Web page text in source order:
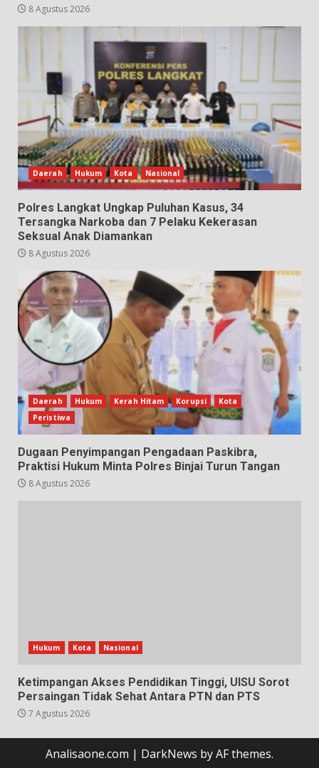
8 Agustus 2026
Daerah Hukum Kota Nasional
Polres Langkat Ungkap Puluhan Kasus, 34
Tersangka Narkoba dan 7 Pelaku Kekerasan
Seksual Anak Diamankan
8 Agustus 2026
Daerah Hukum Kerah Hitam Korupsi
Kota
Peristiwa
Dugaan Penyimpangan Pengadaan Paskibra,
Praktisi Hukum Minta Polres Binjai Turun Tangan
8 Agustus 2026
Hukum Kota Nasional
Ketimpangan Akses Pendidikan Tinggi, UISU Sorot
Persaingan Tidak Sehat Antara PTN dan PTS
7 Agustus 2026
Analisaone.com | DarkNews by AF themes.